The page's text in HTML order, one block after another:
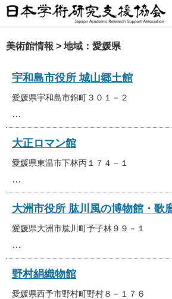
美術館情報 > 地域：愛媛県
宇和島市役所 城山郷土館
愛媛県宇和島市錦町３０１－２
…
大正ロマン館
愛媛県東温市下林丙１７４－１
…
大洲市役所 肱川風の博物館・歌
愛媛県大洲市肱川町予子林９９－１
…
野村絹織物館
愛媛県西予市野村町野村８－１７６